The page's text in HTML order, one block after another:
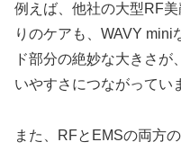
例えば、他社の大型RF
りのケアも、WAVY mini
ド部分の絶妙な大きさ
いやすさにつながってい
また、RFとEMSの両方